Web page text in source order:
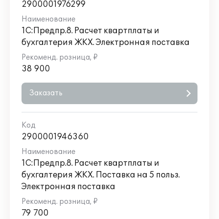
не поддерживается работа в
не поддерживается работа
распределенных информационных
баз;
не поддерживается COM-соединение
и Automation-сервер;
формирования электронного
отсутствует раздел "Голосование";
диспетчерская служба";
с программным продуктом
"1С:Сайт ЖКХ".
Если в организации возникнет
потребность ведения учета по более, чем
1000 лицевым счетам в единой
2900001976299
1С:Предпр.8. Расчет квартплаты и
бухгалтерия ЖКХ. Электронная поставка
38 900
Заказать
2900001946360
1С:Предпр.8. Расчет квартплаты и
бухгалтерия ЖКХ. Поставка на 5 польз.
Электронная поставка
79 700